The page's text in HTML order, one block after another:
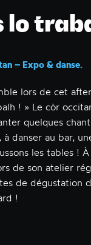
lo
– Expo & danse.
lors de cet
! » Le còr
quelques
à danser au bar,
les tables !
de son atelier
de dégustation
!